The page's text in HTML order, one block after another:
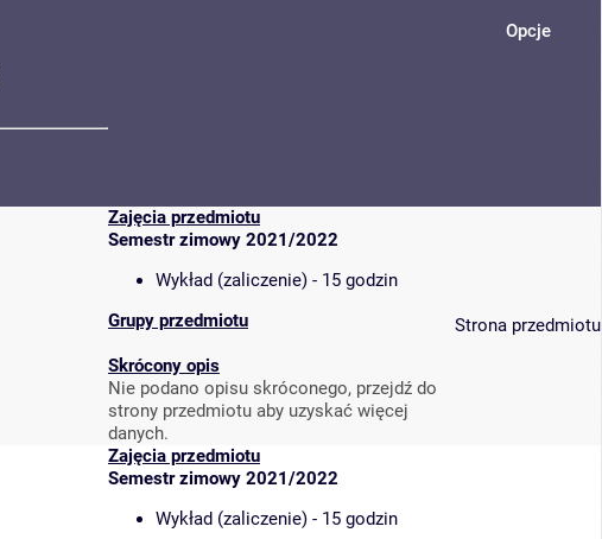
Opcje
Zajęcia przedmiotu
Semestr zimowy 2021/2022
Wykład (zaliczenie) - 15 godzin
Grupy przedmiotu
Skrócony opis
Nie podano opisu skróconego, przejdź do
strony przedmiotu aby uzyskać więcej
danych.
Strona przedmiotu
Zajęcia przedmiotu
Semestr zimowy 2021/2022
Wykład (zaliczenie) - 15 godzin